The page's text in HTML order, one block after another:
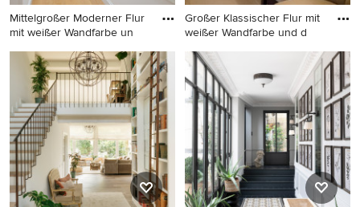
Mittelgroßer Moderner Flur
mit weißer Wandfarbe un
Mittelgroßer Moderner Flur
mit weißer Wandfarbe und
hellem Holzboden in
Düsseldorf
Großer Klassischer Flur mit
weißer Wandfarbe und d
Großer Klassischer Flur mit
weißer Wandfarbe und
dunklem Holzboden in Paris